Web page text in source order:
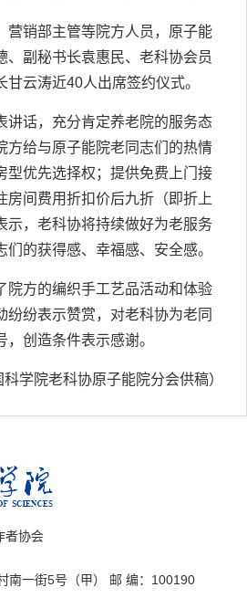
营销部主管等院方人员，原子能
、副秘书长袁惠民、老科协会员
云涛近40人出席签约仪式。
讲话，充分肯定养老院的服务态
方给与原子能院老同志们的热情
型优先选择权；提供免费上门接
房间费用折扣价后九折（即折上
示，老科协将持续做好为老服务
的获得感、幸福感、安全感。
院方的编织手工艺品活动和体验
纷纷表示赞赏，对老科协为老同
，创造条件表示感谢。
科学院老科协原子能院分会供稿）
者协会
南一街5号（甲） 邮 编：100190